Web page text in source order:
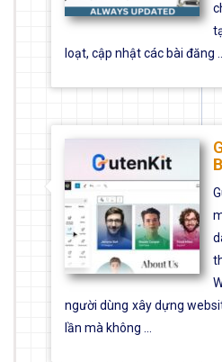
loạt, cập nhật các bài đăng
người dùng xây dựng
lần mà không ...